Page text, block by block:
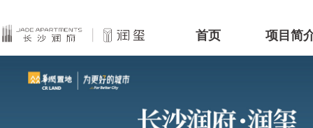
首页 项目简